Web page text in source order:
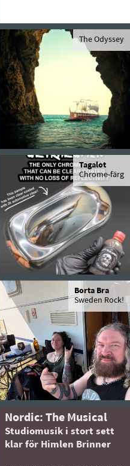
The Odyssey
Tagalot
Chrome-färg
Borta Bra
Sweden Rock!
Nordic: The Musical
Studiomusik i stort sett
klar för Himlen Brinner